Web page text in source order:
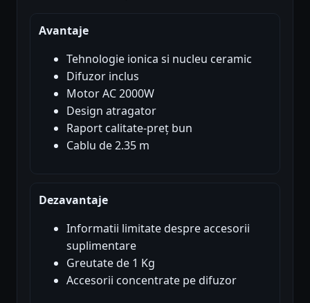
Avantaje
Tehnologie ionica si nucleu ceramic
Difuzor inclus
Motor AC 2000W
Design atragator
Raport calitate-preț bun
Cablu de 2.35 m
Dezavantaje
Informatii limitate despre accesorii
suplimentare
Greutate de 1 Kg
Accesorii concentrate pe difuzor